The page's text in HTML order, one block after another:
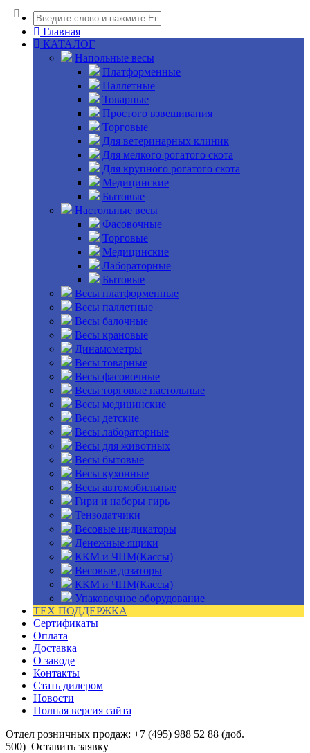
Главная
КАТАЛОГ
Напольные весы
Платформенные
Паллетные
Товарные
Простого взвешивания
Торговые
Для ветеринарных клиник
Для мелкого рогатого скота
Для крупного рогатого скота
Медицинские
Бытовые
Настольные весы
Фасовочные
Торговые
Медицинские
Лабораторные
Бытовые
Весы платформенные
Весы паллетные
Весы балочные
Весы крановые
Динамометры
Весы товарные
Весы фасовочные
Весы торговые настольные
Весы медицинские
Весы детские
Весы лабораторные
Весы для животных
Весы бытовые
Весы кухонные
Весы автомобильные
Гири и наборы гирь
Тензодатчики
Весовые индикаторы
Денежные ящики
ККМ и ЧПМ(Кассы)
Весовые дозаторы
ККМ и ЧПМ(Кассы)
Упаковочное оборудование
ТЕХ ПОДДЕРЖКА
Сертификаты
Оплата
Доставка
О заводе
Контакты
Стать дилером
Новости
Полная версия сайта
Отдел розничных продаж: +7 (495) 988 52 88 (доб.
500) Оставить заявку